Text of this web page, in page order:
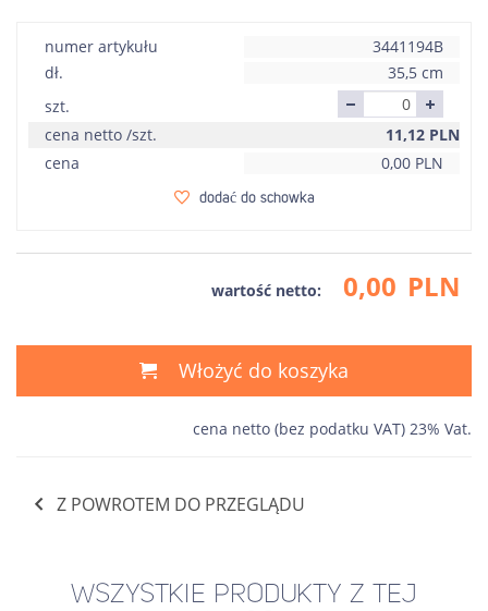
numer artykułu
3441194B
dł.
35,5 cm
szt.
cena netto /szt.
11,12 PLN
cena
0,00 PLN
dodać do schowka
wartość netto: 0,00 PLN
Włożyć do koszyka
cena netto (bez podatku VAT) 23% Vat.
Z POWROTEM DO PRZEGLĄDU
WSZYSTKIE PRODUKTY Z TEJ